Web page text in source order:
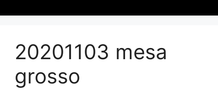
20201103 mesa
grosso